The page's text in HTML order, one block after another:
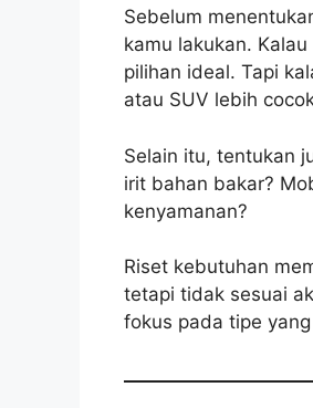
Sebelum
kamu lakukan.
pilihan ideal. Tapi
atau SUV lebih
Selain itu, tentukan
irit bahan bakar?
kenyamanan?
Riset kebutuhan
tetapi tidak sesuai
fokus pada tipe